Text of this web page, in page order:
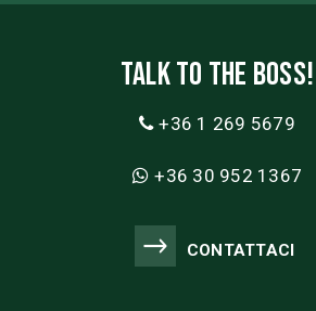
Talk to the boss!
+36 1 269 5679
+36 30 952 1367
CONTATTACI